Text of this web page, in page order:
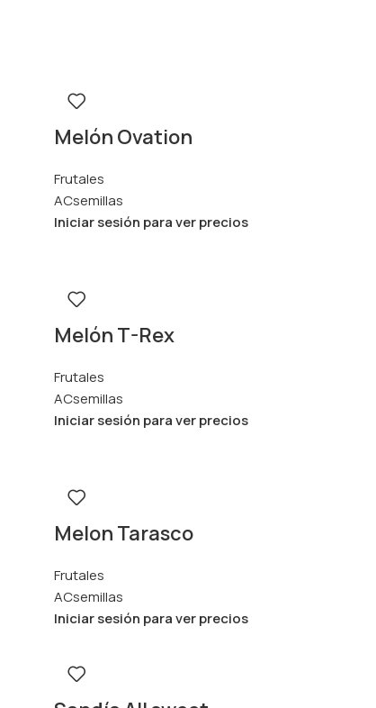
Melón Ovation
Frutales
ACsemillas
Iniciar sesión para ver precios
Melón T-Rex
Frutales
ACsemillas
Iniciar sesión para ver precios
Melon Tarasco
Frutales
ACsemillas
Iniciar sesión para ver precios